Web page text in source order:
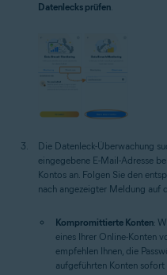
Datenlecks prüfen.
Die Datenleck-Überwachung
eingegebene E-Mail-Adresse
Kontos an. Folgen Sie den
nach angezeigter Meldung auf
Kompromittierte Konten:
eines Ihrer Online-Konten
empfehlen Ihnen, die
aufgeführten Konten sofort